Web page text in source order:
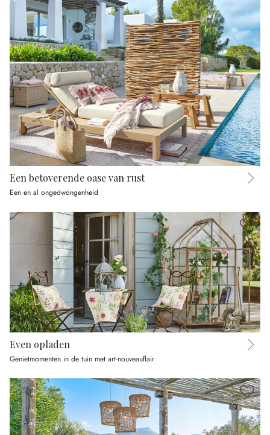
Een betoverende oase van rust
Een en al ongedwongenheid
Even opladen
Genietmomenten in de tuin met art-nouveauflair